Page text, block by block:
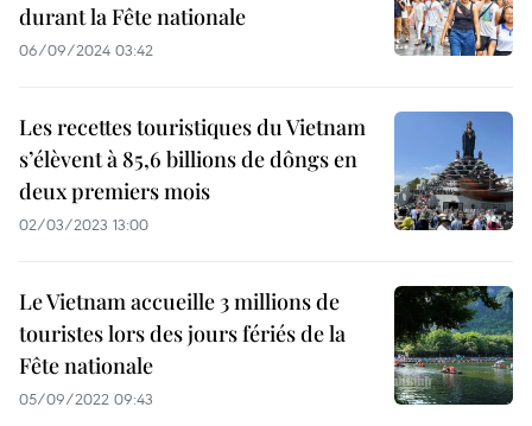
durant la Fête nationale
06/09/2024 03:42
Les recettes touristiques du Vietnam
s’élèvent à 85,6 billions de dôngs en
deux premiers mois
02/03/2023 13:00
Le Vietnam accueille 3 millions de
touristes lors des jours fériés de la
Fête nationale
05/09/2022 09:43